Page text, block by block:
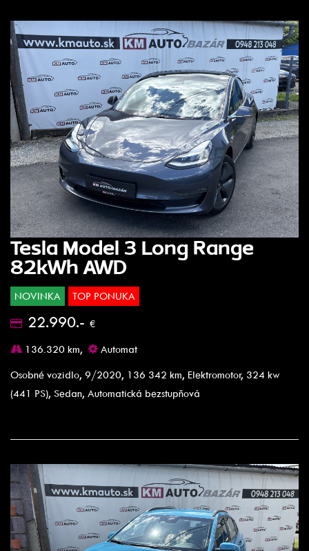
Tesla Model 3 Long Range
82kWh AWD
NOVINKA TOP PONUKA
22.990.- €
136.320 km,
Automat
Osobné vozidlo, 9/2020, 136 342 km, Elektromotor, 324 kw
(441 PS), Sedan, Automatická bezstupňová